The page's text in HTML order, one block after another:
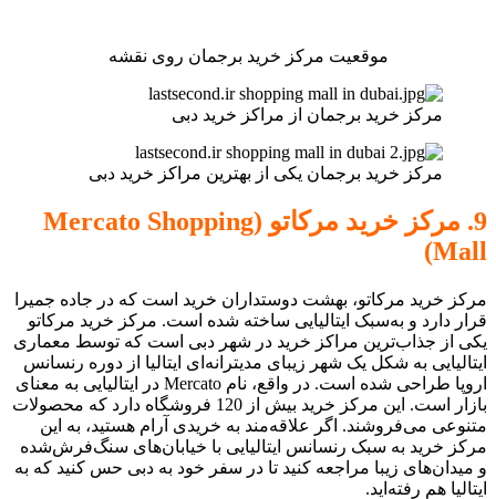
موقعیت مرکز خرید برجمان روی نقشه
مرکز خرید برجمان از مراکز خرید دبی
مرکز خرید برجمان یکی از بهترین مراکز خرید دبی
9. مرکز خرید مرکاتو (Mercato Shopping
Mall)
مرکز خرید مرکاتو، بهشت دوستداران خرید است که در جاده جمیرا
قرار دارد و به‌سبک ایتالیایی ساخته شده است. مرکز خرید مرکاتو
یکی از جذاب‌ترین مراکز خرید در شهر دبی است که توسط معماری
ایتالیایی به شکل یک شهر زیبای مدیترانه‌ای ایتالیا از دوره رنسانس
اروپا طراحی شده است. در واقع، نام Mercato در ایتالیایی به معنای
بازار است. این مرکز خرید بیش از 120 فروشگاه دارد که محصولات
متنوعی می‌فروشند. اگر علاقه‌مند به خریدی آرام هستید، به این
مرکز خرید به سبک رنسانس ایتالیایی با خیابان‌های سنگ‌فرش‌شده
و میدان‌های زیبا مراجعه کنید تا در سفر خود به دبی حس کنید که به
ایتالیا هم رفته‌اید.